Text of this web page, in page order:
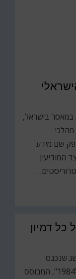
במאסר בישראל,
שם מידע
המודיעין
דמיון
מושג שנכנס
לתודעה הקולקטיבית בעיקר הודות לסרט "1984", המבוסס